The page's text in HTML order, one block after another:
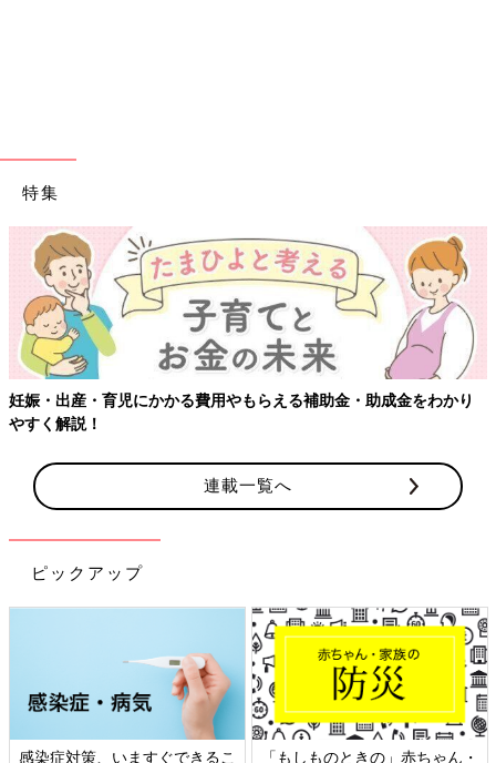
特集
妊娠・出産・育児にかかる費用やもらえる補助金・助成金をわかり
やすく解説！
連載一覧へ
ピックアップ
感染症対策、いますぐできるこ
「もしものときの」赤ちゃん・